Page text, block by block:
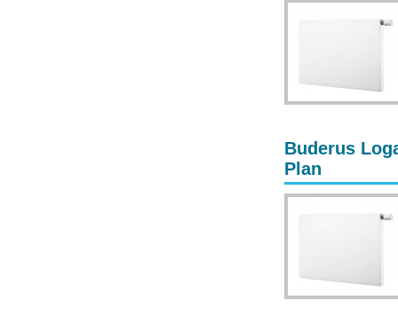
Buderus
Plan